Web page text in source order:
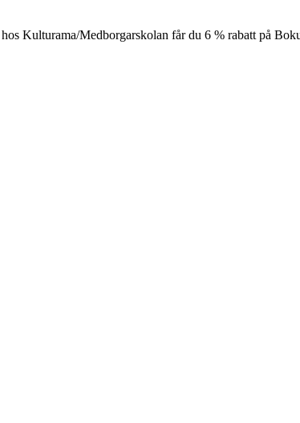
Kulturama/Medborgarskolan får du 6 % rabatt på